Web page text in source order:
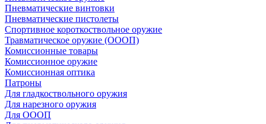
Пневматические винтовки
Пневматические пистолеты
Спортивное короткоствольное оружие
Травматическое оружие (ОООП)
Комиссионные товары
Комиссионное оружие
Комиссионная оптика
Патроны
Для гладкоствольного оружия
Для нарезного оружия
Для ОООП